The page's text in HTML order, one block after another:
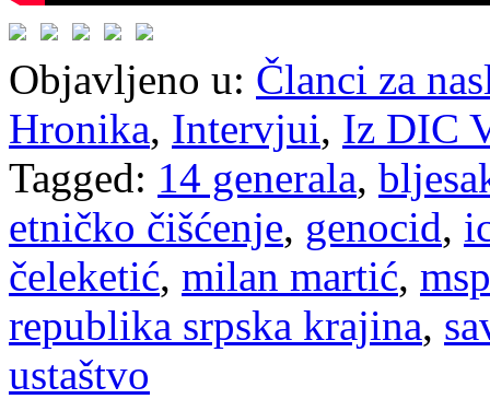
Objavljeno u: Članci za
Hronika, Intervjui, Iz DIC
Tagged: 14 generala,
etničko čišćenje, genocid,
čeleketić, milan martić, msp
republika srpska krajina,
ustaštvo